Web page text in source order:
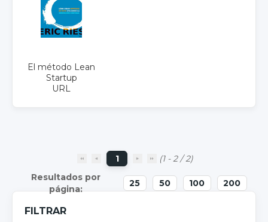
El método Lean
Startup
URL
1 (1 - 2 / 2)
25 50 100 200
FILTRAR